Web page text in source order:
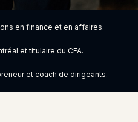
en finance et en affaires.
et titulaire du CFA.
et coach de dirigeants.